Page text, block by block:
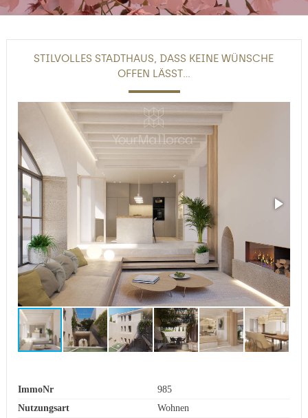
STILVOLLES STADTHAUS, DASS KEINE WÜNSCHE
OFFEN LÄSST...
ImmoNr
985
Nutzungsart
Wohnen